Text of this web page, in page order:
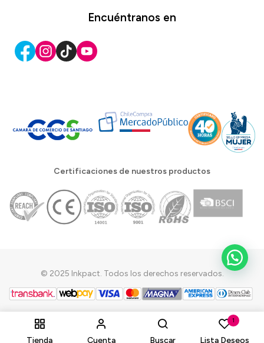
Tienda Cuenta Buscar
1
Lista Deseos
Encuéntranos en
Certificaciones de nuestros productos
© 2025 Inkpact. Todos los derechos reservados.